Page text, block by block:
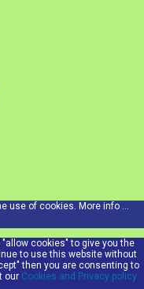
use of cookies. More info ...
cookies" to give you the
to use this website without
then you are consenting to
our Cookies and Privacy policy